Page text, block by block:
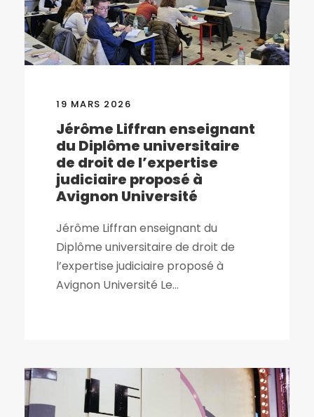
19 MARS 2026
Jérôme Liffran enseignant
du Diplôme universitaire
de droit de l’expertise
judiciaire proposé à
Avignon Université
Jérôme Liffran enseignant du
Diplôme universitaire de droit de
l’expertise judiciaire proposé à
Avignon Université Le...